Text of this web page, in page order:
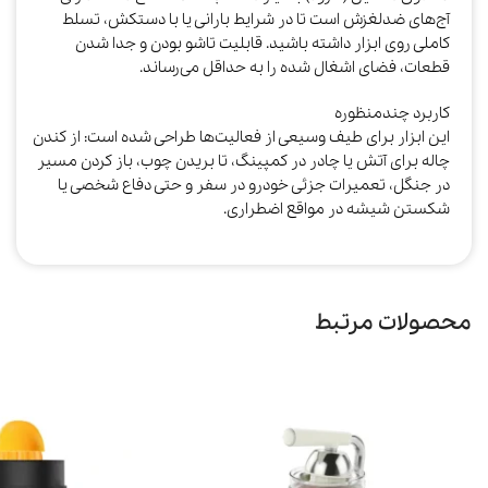
آج‌های ضدلغزش است تا در شرایط بارانی یا با دستکش، تسلط
کاملی روی ابزار داشته باشید. قابلیت تاشو بودن و جدا شدن
قطعات، فضای اشغال شده را به حداقل می‌رساند.​
کاربرد چندمنظوره
این ابزار برای طیف وسیعی از فعالیت‌ها طراحی شده است: از کندن
چاله برای آتش یا چادر در کمپینگ، تا بریدن چوب، باز کردن مسیر
در جنگل، تعمیرات جزئی خودرو در سفر و حتی دفاع شخصی یا
شکستن شیشه در مواقع اضطراری.​
محصولات مرتبط